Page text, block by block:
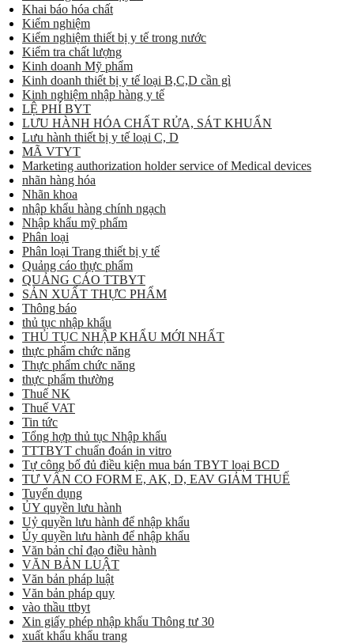
Khai báo hóa chất
Kiểm nghiệm
Kiểm nghiệm thiết bị y tế trong nước
Kiểm tra chất lượng
Kinh doanh Mỹ phẩm
Kinh doanh thiết bị y tế loại B,C,D cần gì
Kinh nghiệm nhập hàng y tế
LỆ PHÍ BYT
LƯU HÀNH HÓA CHẤT RỬA, SÁT KHUẨN
Lưu hành thiết bị y tế loại C, D
MÃ VTYT
Marketing authorization holder service of Medical devices
nhãn hàng hóa
Nhãn khoa
nhập khẩu hàng chính ngạch
Nhập khẩu mỹ phẩm
Phân loại
Phân loại Trang thiết bị y tế
Quảng cáo thực phẩm
QUẢNG CÁO TTBYT
SẢN XUẤT THỰC PHẨM
Thông báo
thủ tục nhập khẩu
THỦ TỤC NHẬP KHẨU MỚI NHẤT
thực phẩm chức năng
Thực phẩm chức năng
thực phẩm thường
Thuế NK
Thuế VAT
Tin tức
Tổng hợp thủ tục Nhập khẩu
TTTBYT chuẩn đoán in vitro
Tự công bố đủ điều kiện mua bán TBYT loại BCD
TƯ VẤN CO FORM E, AK, D, EAV GIẢM THUẾ
Tuyển dụng
ỦY quyền lưu hành
Uỷ quyền lưu hành để nhập khẩu
Ủy quyền lưu hành để nhập khẩu
Văn bản chỉ đạo điều hành
VĂN BẢN LUẬT
Văn bản pháp luật
Văn bản pháp quy
vào thầu ttbyt
Xin giấy phép nhập khẩu Thông tư 30
xuất khẩu khẩu trang